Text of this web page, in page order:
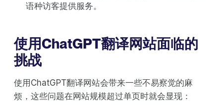
语种访客提供服务。
使用ChatGPT翻译网站面临的
挑战
使用ChatGPT翻译网站会带来一些不易察觉的麻
烦，这些问题在网站规模超过单页时就会显现：